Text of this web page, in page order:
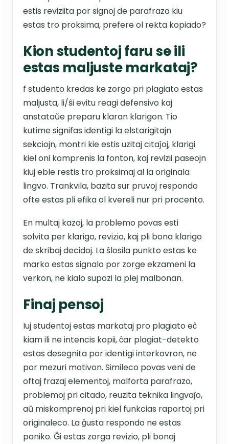
estis reviziita por signoj de parafrazo kiu
estas tro proksima, prefere ol rekta kopiado?
Kion studentoj faru se ili
estas maljuste markataj?
f studento kredas ke zorgo pri plagiato estas
maljusta, li/ŝi evitu reagi defensivo kaj
anstataŭe preparu klaran klarigon. Tio
kutime signifas identigi la elstarigitajn
sekciojn, montri kie estis uzitaj citaĵoj, klarigi
kiel oni komprenis la fonton, kaj revizii paseojn
kiuj eble restis tro proksimaj al la originala
lingvo. Trankvila, bazita sur pruvoj respondo
ofte estas pli efika ol kvereli nur pri procento.
En multaj kazoj, la problemo povas esti
solvita per klarigo, revizio, kaj pli bona klarigo
de skribaj decidoj. La ŝlosila punkto estas ke
marko estas signalo por zorge ekzameni la
verkon, ne kialo supozi la plej malbonan.
Finaj pensoj
Iuj studentoj estas markataj pro plagiato eĉ
kiam ili ne intencis kopii, ĉar plagiat-detekto
estas desegnita por identigi interkovron, ne
por mezuri motivon. Simileco povas veni de
oftaj frazaj elementoj, malforta parafrazo,
problemoj pri citado, reuzita teknika lingvaĵo,
aŭ miskomprenoj pri kiel funkcias raportoj pri
originaleco. La ĝusta respondo ne estas
paniko. Ĝi estas zorga revizio, pli bonaj